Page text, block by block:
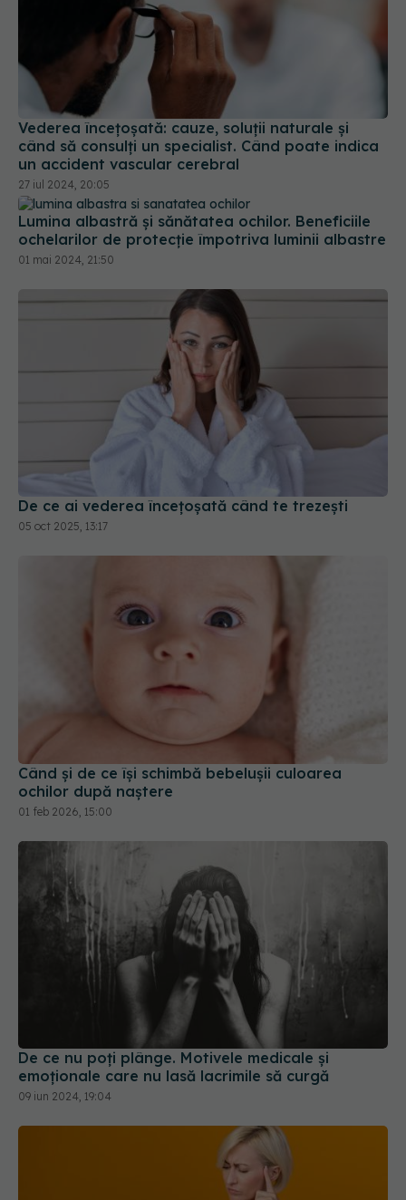
Vederea încețoșată: cauze, soluții naturale și
când să consulți un specialist. Când poate indica
un accident vascular cerebral
27 iul 2024, 20:05
Lumina albastră și sănătatea ochilor. Beneficiile
ochelarilor de protecție împotriva luminii albastre
01 mai 2024, 21:50
De ce ai vederea încețoșată când te trezești
05 oct 2025, 13:17
Când și de ce își schimbă bebelușii culoarea
ochilor după naștere
01 feb 2026, 15:00
De ce nu poți plânge. Motivele medicale și
emoționale care nu lasă lacrimile să curgă
09 iun 2024, 19:04